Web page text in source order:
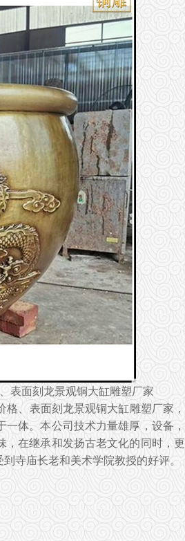
表面刻龙景观铜大缸雕塑厂家
、 表面刻龙景观铜大缸雕塑厂家 ，
体。本公司技术力量雄厚，设备，
，在继承和发扬古老文化的同时，更
寺庙长老和美术学院教授的好评。